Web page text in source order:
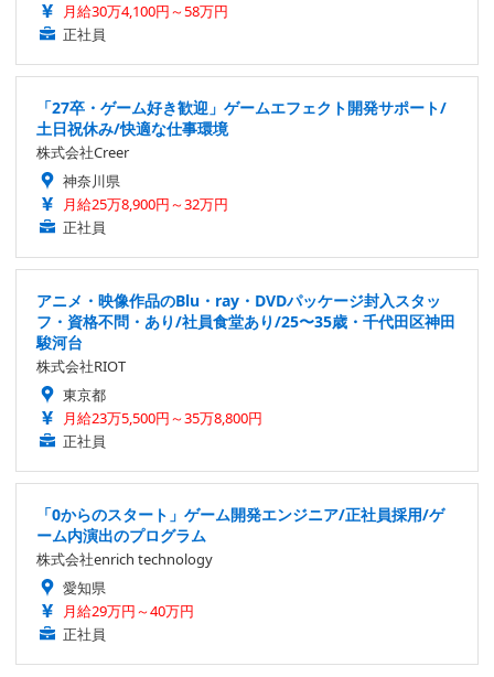
月給30万4,100円～58万円
正社員
「27卒・ゲーム好き歓迎」ゲームエフェクト開発サポート/
土日祝休み/快適な仕事環境
株式会社Creer
神奈川県
月給25万8,900円～32万円
正社員
アニメ・映像作品のBlu・ray・DVDパッケージ封入スタッ
フ・資格不問・あり/社員食堂あり/25〜35歳・千代田区神田
駿河台
株式会社RIOT
東京都
月給23万5,500円～35万8,800円
正社員
「0からのスタート」ゲーム開発エンジニア/正社員採用/ゲ
ーム内演出のプログラム
株式会社enrich technology
愛知県
月給29万円～40万円
正社員